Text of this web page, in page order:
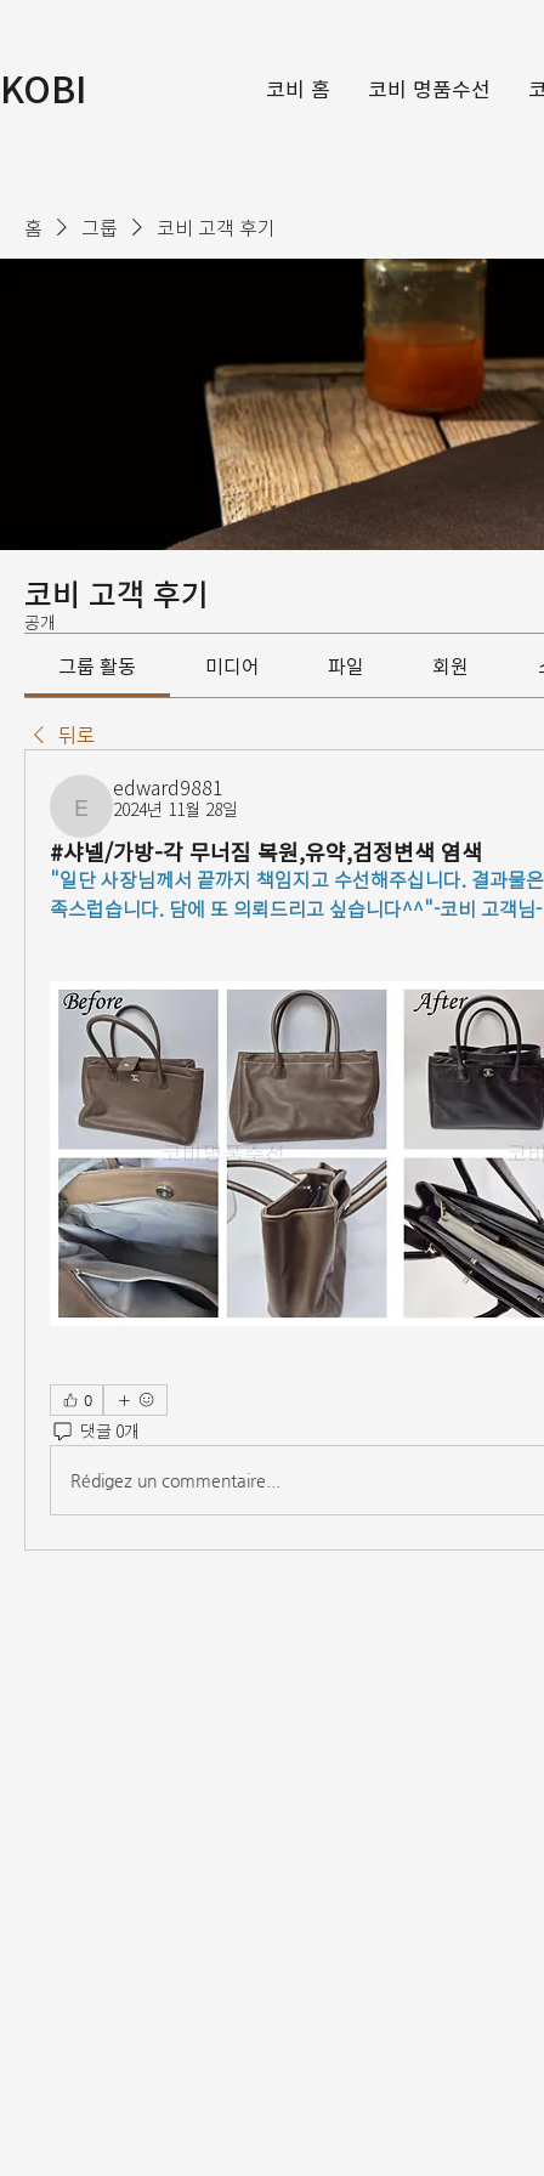
KOBI 코비 홈 코비 명품수선
홈 그룹 코비 고객 후기
코비 고객 후기
공개
그룹 활동 미디어 파일 회원
뒤로
edward9881
edward9881
2024년 11월 28일
#샤넬/가방-각 무너짐 복원,유약,검정변색 염색
"일단 사장님께서 끝까지 책임지고 수선해주십니다. 결과물
족스럽습니다. 담에 또 의뢰드리고 싶습니다^^"-코비 고객님-
0
댓글 0개
Rédigez un commentaire...